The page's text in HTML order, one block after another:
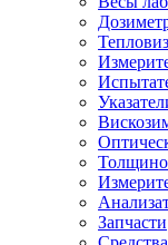
Запчасти